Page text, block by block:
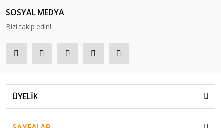
SOSYAL MEDYA
Bizi takip edin!
ÜYELİK